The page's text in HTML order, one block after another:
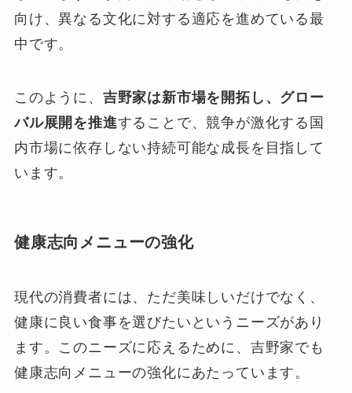
向け、異なる文化に対する適応を進めている最
中です。
このように、 吉野家は新市場を開拓し、グロー
バル展開を推進することで、競争が激化する国
内市場に依存しない持続可能な成長を目指して
います。
健康志向メニューの強化
現代の消費者には、ただ美味しいだけでなく、
健康に良い食事を選びたいというニーズがあり
ます。このニーズに応えるために、吉野家でも
健康志向メニューの強化にあたっています。